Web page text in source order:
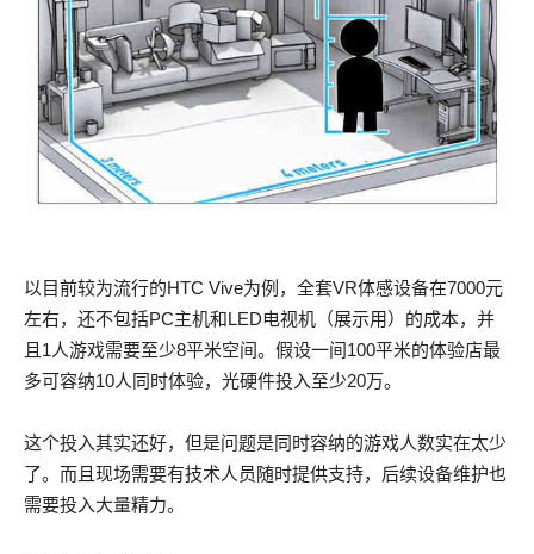
以目前较为流行的HTC Vive为例，全套VR体感设备在7000元
左右，还不包括PC主机和LED电视机（展示用）的成本，并
且1人游戏需要至少8平米空间。假设一间100平米的体验店最
多可容纳10人同时体验，光硬件投入至少20万。
这个投入其实还好，但是问题是同时容纳的游戏人数实在太少
了。而且现场需要有技术人员随时提供支持，后续设备维护也
需要投入大量精力。